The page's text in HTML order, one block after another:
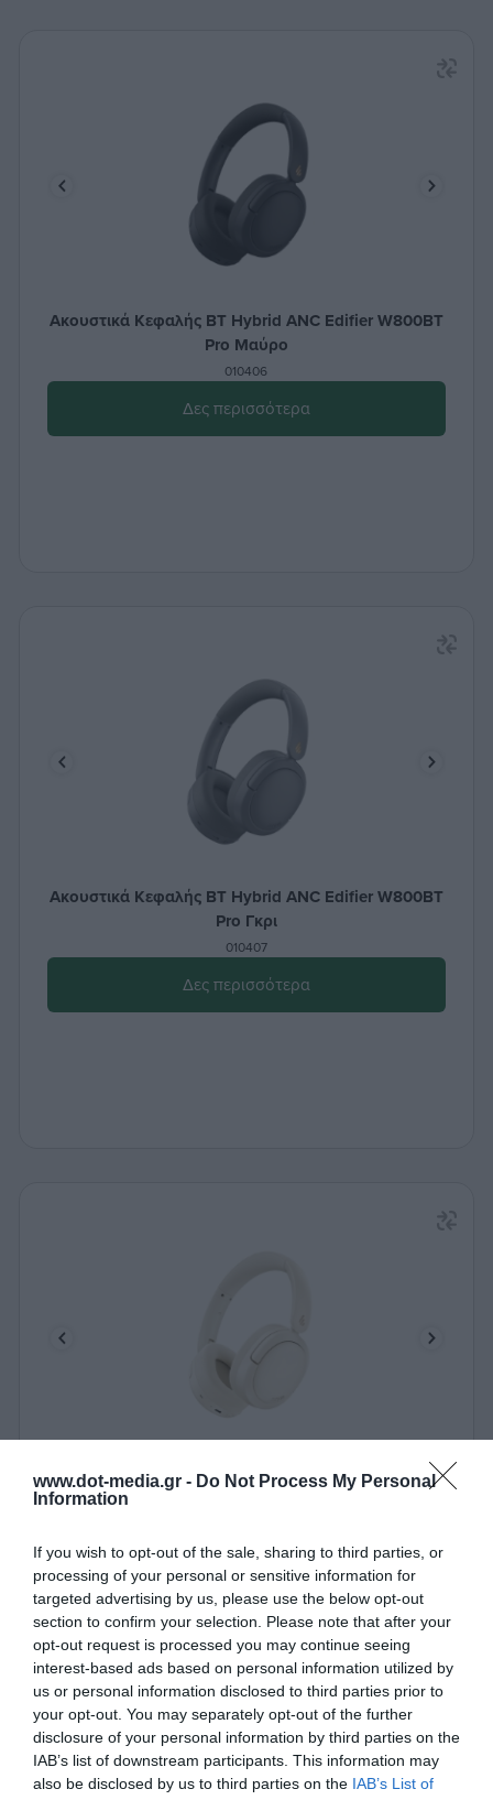
www.dot-media.gr - Do Not Process My Personal
Information
If you wish to opt-out of the sale, sharing to third parties, or
processing of your personal or sensitive information for
targeted advertising by us, please use the below opt-out
section to confirm your selection. Please note that after your
opt-out request is processed you may continue seeing
interest-based ads based on personal information utilized by
us or personal information disclosed to third parties prior to
your opt-out. You may separately opt-out of the further
disclosure of your personal information by third parties on the
IAB’s list of downstream participants. This information may
also be disclosed by us to third parties on the IAB’s List of
Ακουστικά Κεφαλής BT Hybrid ANC Edifier W800BT
Pro Μαύρο
010406
Δες περισσότερα
Ακουστικά Κεφαλής BT Hybrid ANC Edifier W800BT
Pro Γκρι
010407
Δες περισσότερα
Ακουστικά Κεφαλής BT Hybrid ANC Edifier W800BT
Δες περισσότερα